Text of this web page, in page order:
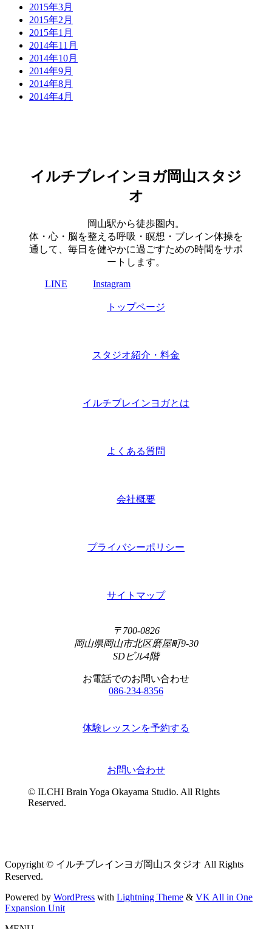
2015年3月
2015年2月
2015年1月
2014年11月
2014年10月
2014年9月
2014年8月
2014年4月
イルチブレインヨガ岡山スタジ
オ
岡山駅から徒歩圏内。
体・心・脳を整える呼吸・瞑想・ブレイン体操を
通して、毎日を健やかに過ごすための時間をサポ
ートします。
LINE Instagram
トップページ
スタジオ紹介・料金
イルチブレインヨガとは
よくある質問
会社概要
プライバシーポリシー
サイトマップ
〒700-0826
岡山県岡山市北区磨屋町9-30
SDビル4階
お電話でのお問い合わせ
086-234-8356
体験レッスンを予約する
お問い合わせ
© ILCHI Brain Yoga Okayama Studio. All Rights
Reserved.
Copyright © イルチブレインヨガ岡山スタジオ All Rights
Reserved.
Powered by WordPress with Lightning Theme & VK All in One
Expansion Unit